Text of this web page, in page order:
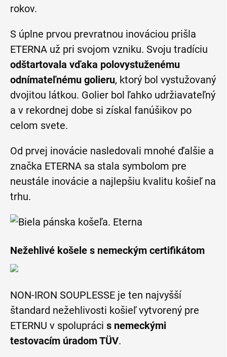
rokov.
S úplne prvou prevratnou inováciou prišla
ETERNA už pri svojom vzniku. Svoju tradíciu
odštartovala vďaka polovystuženému
odnímateľnému golieru, ktorý bol vystužovaný
dvojitou látkou. Golier bol ľahko udržiavateľný
a v rekordnej dobe si získal fanúšikov po
celom svete.
Od prvej inovácie nasledovali mnohé ďalšie a
značka ETERNA sa stala symbolom pre
neustále inovácie a najlepšiu kvalitu košieľ na
trhu.
Nežehlivé košele s nemeckým certifikátom
NON-IRON SOUPLESSE je ten najvyšší
štandard nežehlivosti košieľ vytvorený pre
ETERNU v spolupráci s nemeckými
testovacím úradom TÜV.